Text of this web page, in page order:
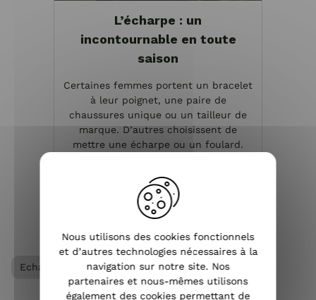
L’écharpe : un
incontournable en toute
saison
Certaines femmes portent un bracelet
à leur poignet, une paire de
chaussures unique ou un tailleur de
marque. D’autres choisissent de
mettre une écharpe ou un foulard.
VOIR L'ARTICLE
Echarpe femme
Nous utilisons des cookies fonctionnels
et d’autres technologies nécessaires à la
navigation sur notre site. Nos
partenaires et nous-mêmes utilisons
également des cookies permettant de